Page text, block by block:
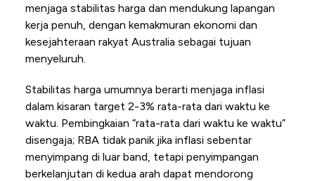
menjaga stabilitas harga dan mendukung lapangan
kerja penuh, dengan kemakmuran ekonomi dan
kesejahteraan rakyat Australia sebagai tujuan
menyeluruh.
Stabilitas harga umumnya berarti menjaga inflasi
dalam kisaran target 2-3% rata-rata dari waktu ke
waktu. Pembingkaian “rata-rata dari waktu ke waktu”
disengaja; RBA tidak panik jika inflasi sebentar
menyimpang di luar band, tetapi penyimpangan
berkelanjutan di kedua arah dapat mendorong